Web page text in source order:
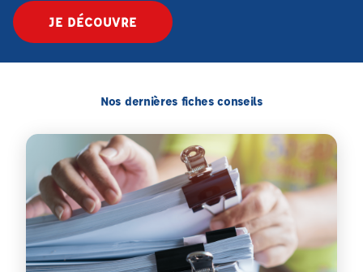
JE DÉCOUVRE
Nos dernières fiches conseils